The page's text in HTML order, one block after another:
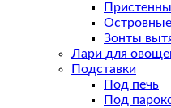
Островные
Зонты
Лари для
Подставки
Под печь
Под